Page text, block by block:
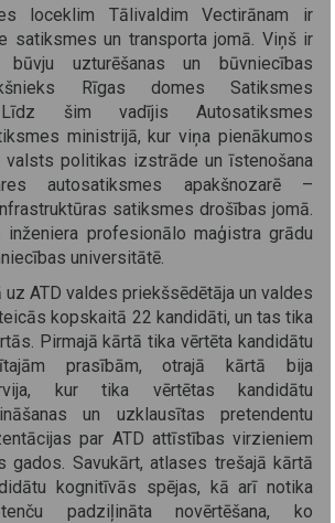
loceklim Tālivaldim Vectirānam ir
satiksmes un transporta jomā. Viņš ir
būvju uzturēšanas un būvniecības
Rīgas domes Satiksmes
Līdz šim vadījis Autosatiksmes
ministrijā, kur viņa pienākumos
politikas izstrāde un īstenošana
autosatiksmes apakšnozarē –
satiksmes drošības jomā.
profesionālo maģistra grādu
universitātē.
uz ATD valdes priekšsēdētāja un valdes
kopskaitā 22 kandidāti, un tas tika
Pirmajā kārtā tika vērtēta kandidātu
prasībām, otrajā kārtā bija
kur tika vērtētas kandidātu
un uzklausītas pretendentu
par ATD attīstības virzieniem
gados. Savukārt, atlases trešajā kārtā
kognitīvās spējas, kā arī notika
padziļināta novērtēšana, ko